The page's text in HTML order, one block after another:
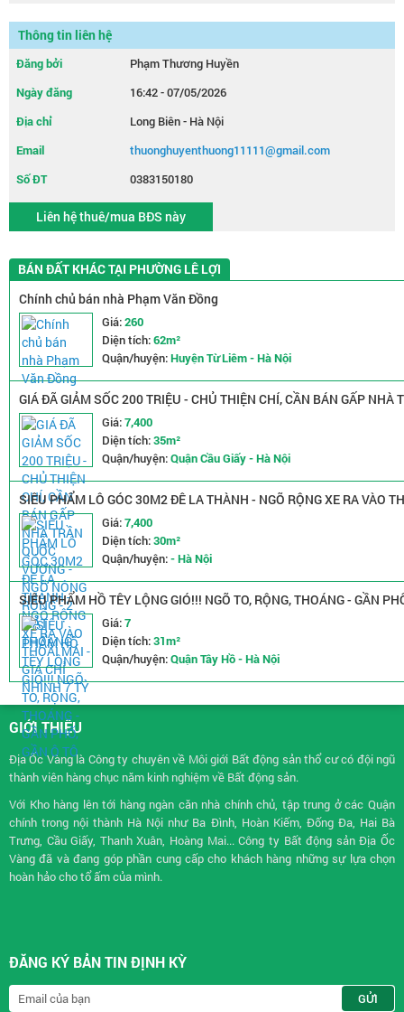
Thông tin liên hệ
Đăng bởi
Phạm Thương Huyền
Ngày đăng
16:42 - 07/05/2026
Địa chỉ
Long Biên - Hà Nội
Email
thuonghuyenthuong11111@gmail.com
Số ĐT
0383150180
Liên hệ thuê/mua BĐS này
BÁN ĐẤT KHÁC TẠI PHƯỜNG LÊ LỢI
Chính chủ bán nhà Phạm Văn Đồng
Giá:260
Diện tích:62m²
Quận/huyện:Huyện Từ Liêm - Hà Nội
GIÁ ĐÃ GIẢM SỐC 200 TRIỆU - CHỦ THIỆN CHÍ, CẦN BÁN GẤP NHÀ
Giá:7,400
Diện tích:35m²
Quận/huyện:Quận Cầu Giấy - Hà Nội
SIÊU PHẨM LÔ GÓC 30M2 ĐÊ LA THÀNH - NGÕ RỘNG XE RA VÀO
Giá:7,400
Diện tích:30m²
Quận/huyện:- Hà Nội
SIÊU PHẨM HỒ TÊY LỘNG GIÓ!!! NGÕ TO, RỘNG, THOÁNG - GẦN
Giá:7
Diện tích:31m²
Quận/huyện:Quận Tây Hồ - Hà Nội
GIỚI THIỆU
Địa Ốc Vàng là Công ty chuyên về Môi giới Bất động sảnthổ cư có đội ngũ
thành viên hàng chục năm kinh nghiệm về Bất động sản.
Với Kho hàng lên tới hàng ngàn căn nhà chính chủ, tập trung ở các Quận
chính trong nội thành Hà Nội như Ba Đình, Hoàn Kiếm, Đống Đa, Hai Bà
Trưng, Cầu Giấy, Thanh Xuân, Hoàng Mai... Công ty Bất động sản Địa Ốc
Vàng đã và đang góp phần cung cấp cho khách hàng những sự lựa chọn
hoàn hảo cho tổ ấm của mình.
ĐĂNG KÝ BẢN TIN ĐỊNH KỲ